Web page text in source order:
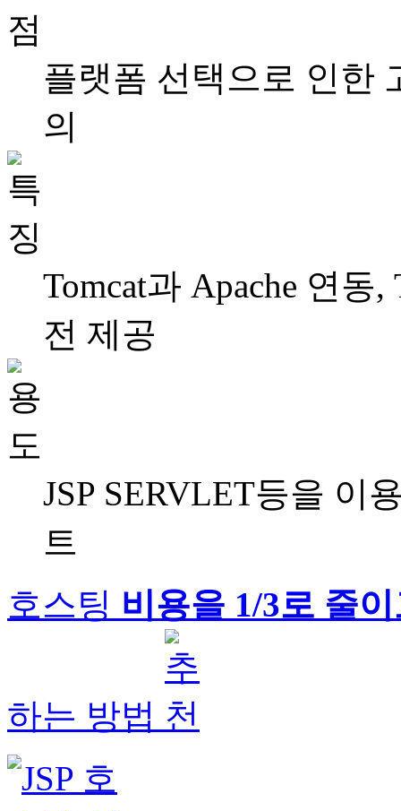
플랫폼 선택으로 인한
의
Tomcat과 Apache 연동
전 제공
JSP SERVLET등을 이
트
호스팅 비용을 1/3로 줄
하는 방법